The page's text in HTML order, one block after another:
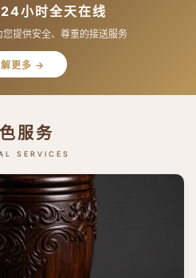
小时全天在线
提供安全、尊重的接送服务
解更多 →
服务
SERVICES